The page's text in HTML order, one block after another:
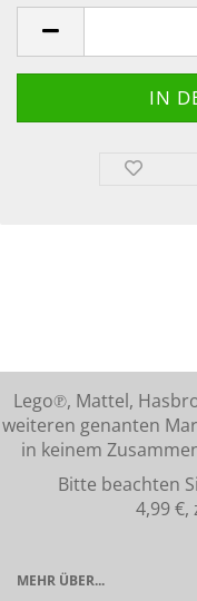
Lego℗, Mattel,
weiteren genanten
in keinem
Bitte beachten
4,99 €,
MEHR ÜBER...